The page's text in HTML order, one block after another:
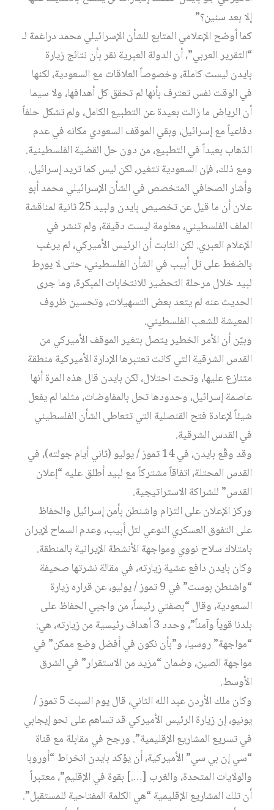
إلا بعد سنين؟”
كما أوضح الإعلامي المتابع للشأن الإسرائيلي محمد دراغمة لـ
“التقرير العربي”، أن الدولة العبرية نقر بأن نتائج زيارة
بايدن ليست كاملة، وخصوصاً العلاقات مع السعودية، لكنها
في الوقت نفس تعترف بأنها لم تحقق كل أهدافها، ولا سيما
أن الرياض ما زالت بعيدة عن التطبيع الكامل، ولم تشكل حلفاً
دفاعياً مع إسرائيل، وبقي الموقف السعودي مكانه في عدم
الذهاب بعيداً في التطبيع، من دون حل القضية الفلسطينية.
ومع ذلك، فإن السعودية تتغير، لكن ليس كما تريد إسرائيل.
وأشار الصحافي المتخصص في الشأن الإسرائيلي محمد أبو
علان أن ما قيل عن تخصيص بايدن ولبيد 25 ثانية لمناقشة
الملف الفلسطيني، معلومة ليست دقيقة، ولم تنشر في
الإعلام العبري. لكن الثابت أن الرئيس الأميركي، لم يرغب
بالضغط على تل أبيب في الشأن الفلسطيني، حتى لا يورط
لبيد خلال مرحلة التحضير للانتخابات المبكرة، وما جرى
الحديث عنه لم يتعد بعض التسهيلات، وتحسين ظروف
المعيشة للشعب الفلسطيني.
وبيّن أن الأمر الخطير يتصل بتغير الموقف الأميركي من
القدس الشرقية التي كانت تعتبرها الإدارة الأميركية منطقة
متنازع عليها، وتحت احتلال، لكن بايدن قال هذه المرة أنها
عاصمة إسرائيل، وحدودها تحل بالمفاوضات، مثلما لم يفعل
شيئاً لإعادة فتح القنصلية التي تتعاطى الشأن الفلسطيني
في القدس الشرقية.
وقد وقّع بايدن، في 14 تموز / يوليو (ثاني أيام جولته)، في
القدس المحتلة، اتفاقاً مشتركاً مع لبيد أطلق عليه “إعلان
القدس” للشراكة الاستراتيجية.
وركز الإعلان على التزام واشنطن بأمن إسرائيل والحفاظ
على التفوق العسكري النوعي لتل أبيب، وعدم السماح لإيران
بامتلاك سلاح نووي ومواجهة الأنشطة الإيرانية بالمنطقة.
وكان بايدن دافع عشية زيارته، في مقالة نشرتها صحيفة
“واشنطن بوست” في 9 تموز / يوليو، عن قراره زيارة
السعودية، وقال “بصفتي رئيساً، من واجبي الحفاظ على
بلدنا قوياً وآمناً”، وحدد 3 أهداف رئيسية من زيارته، هي:
“مواجهة” روسيا، و”بأن نكون في أفضل وضع ممكن” في
مواجهة الصين، وضمان “مزيد من الاستقرار” في الشرق
الأوسط.
وكان ملك الأردن عبد الله الثاني، قال يوم السبت 5 تموز /
يونيو، إن زيارة الرئيس الأميركي قد تساهم على نحو إيجابي
في تسريع المشاريع الإقليمية”. ورجح في مقابلة مع قناة
“سي إن بي سي” الأميركية، أن يؤكد بايدن انخراط “أوروبا
والولايات المتحدة، والغرب [….] بقوة في الإقليم”، معتبراً
أن تلك المشاريع الإقليمية “هي الكلمة المفتاحية للمستقبل”.